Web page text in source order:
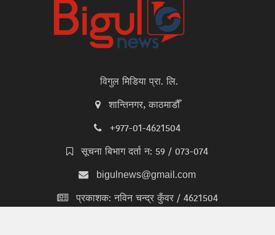
विगुल मिडिया प्रा. लि.
शान्तिनगर, काठमाडौँ
+977-01-4621504
सूचना बिभाग दर्ता न: 59 / 073-074
bigulnews@gmail.com
प्रकाशक: नविन चन्द्र कुँवर / 4621504